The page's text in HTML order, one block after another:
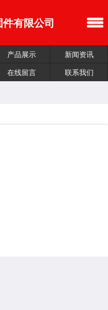
有限公司
产品展示
新闻资讯
在线留言 联系我们